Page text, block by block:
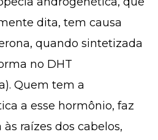
dita, tem causa
quando sintetizada
no DHT
Quem tem a
a esse hormônio, faz
raízes dos cabelos,